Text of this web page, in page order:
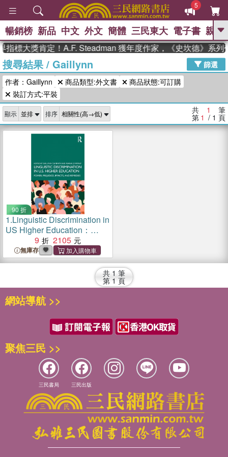
5
GO
高希均教授回憶錄
、 The Odyssey 、 父親節 、 如果歷
史是一群喵 、 暑期推薦 、
登輝時代 、 數學女孩：黎曼猜想 、
偉大的迷走神經
暢銷榜 新品 中文 外文 簡體 三民東大 電子書 親子
指標大獎肯定！A.F. Steadman 獲年度作家，《史坎德》系列
搜尋結果/ Gaillynn
篩選
作者：Gaillynn
商品類型:外文書
商品狀態:可訂購
裝訂方式:平裝
顯示 排序 共 1 筆
第 1 / 1 頁
90 折
1.Linguistic Discrimination in
US Higher Education：
Power, Prejudice, Impacts,
and Remedies
9 2105
無庫存
共 1 筆
第 1 頁
網站導航 >>
聚焦三民 >>
三民書局 三民出版